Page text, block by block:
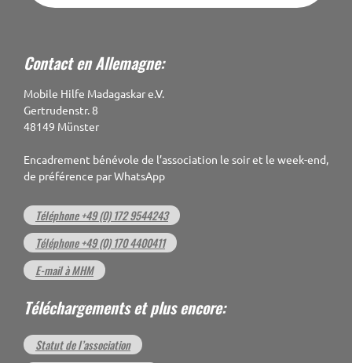
Contact en Allemagne:
Mobile Hilfe Madagaskar e.V.
Gertrudenstr. 8
48149 Münster
Encadrement bénévole de l’association le soir et le week-end,
de préférence par WhatsApp
Téléphone +49 (0) 172 9544243
Téléphone +49 (0) 170 4400411
E-mail à MHM
Téléchargements et plus encore:
Statut de l’association